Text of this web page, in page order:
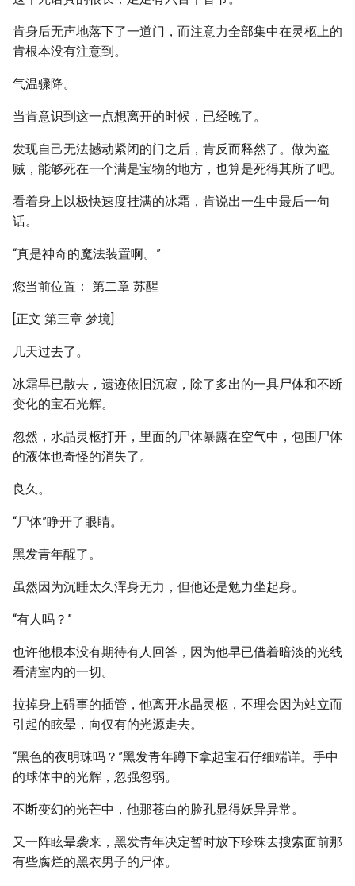
肯身后无声地落下了一道门，而注意力全部集中在灵柩上的
肯根本没有注意到。
气温骤降。
当肯意识到这一点想离开的时候，已经晚了。
发现自己无法撼动紧闭的门之后，肯反而释然了。做为盗
贼，能够死在一个满是宝物的地方，也算是死得其所了吧。
看着身上以极快速度挂满的冰霜，肯说出一生中最后一句
话。
“真是神奇的魔法装置啊。”
您当前位置： 第二章 苏醒
[正文 第三章 梦境]
几天过去了。
冰霜早已散去，遗迹依旧沉寂，除了多出的一具尸体和不断
变化的宝石光辉。
忽然，水晶灵柩打开，里面的尸体暴露在空气中，包围尸体
的液体也奇怪的消失了。
良久。
“尸体”睁开了眼睛。
黑发青年醒了。
虽然因为沉睡太久浑身无力，但他还是勉力坐起身。
“有人吗？”
也许他根本没有期待有人回答，因为他早已借着暗淡的光线
看清室内的一切。
拉掉身上碍事的插管，他离开水晶灵柩，不理会因为站立而
引起的眩晕，向仅有的光源走去。
“黑色的夜明珠吗？”黑发青年蹲下拿起宝石仔细端详。手中
的球体中的光辉，忽强忽弱。
不断变幻的光芒中，他那苍白的脸孔显得妖异异常。
又一阵眩晕袭来，黑发青年决定暂时放下珍珠去搜索面前那
有些腐烂的黑衣男子的尸体。